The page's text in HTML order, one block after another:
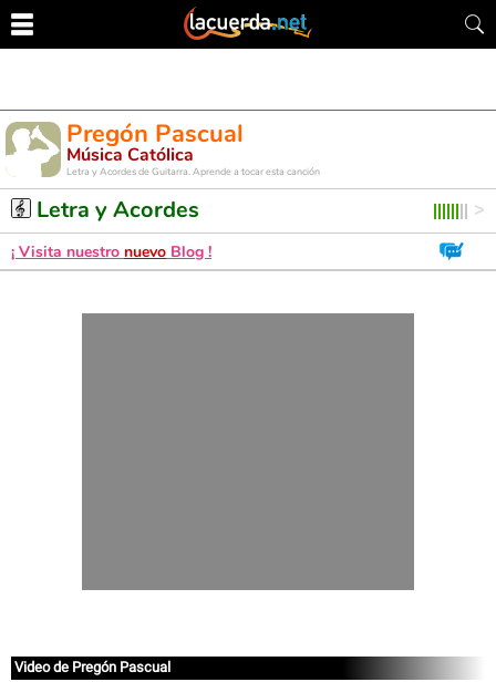
Pregón Pascual
Música Católica
Letra y Acordes de Guitarra. Aprende a tocar esta canción
Letra y Acordes
¡ Visita nuestro nuevo Blog !
Video de Pregón Pascual